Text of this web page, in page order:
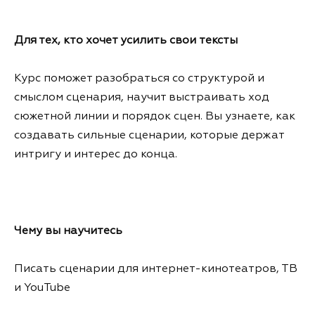
Для тех, кто хочет усилить свои тексты
Курс поможет разобраться со структурой и
смыслом сценария, научит выстраивать ход
сюжетной линии и порядок сцен. Вы узнаете, как
создавать сильные сценарии, которые держат
интригу и интерес до конца.
Чему вы научитесь
Писать сценарии для интернет-кинотеатров, ТВ
и YouTube